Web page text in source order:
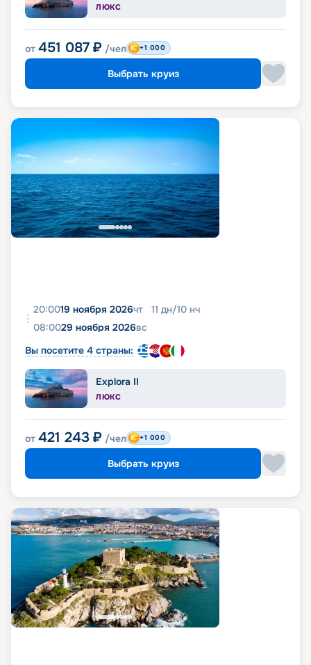
ЛЮКС
от 451 087 ₽ /чел +1 000
Выбрать круиз
20:0019 ноября 2026чт 11 дн/10 нч
08:0029 ноября 2026вс
Вы посетите 4 страны:
Explora II
ЛЮКС
от 421 243 ₽ /чел +1 000
Выбрать круиз